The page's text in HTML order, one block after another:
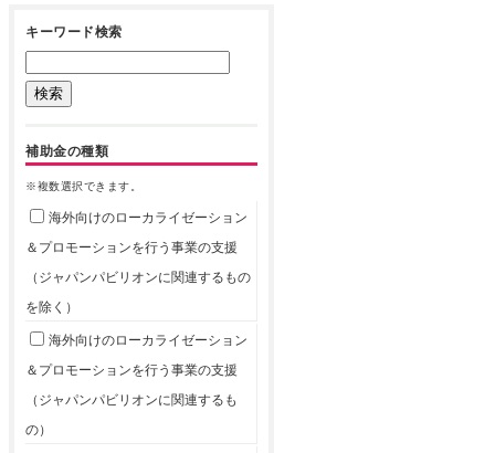
キーワード検索
補助金の種類
※複数選択できます。
海外向けのローカライゼーション
＆プロモーションを行う事業の支援
（ジャパンパビリオンに関連するもの
を除く）
海外向けのローカライゼーション
＆プロモーションを行う事業の支援
（ジャパンパビリオンに関連するも
の）